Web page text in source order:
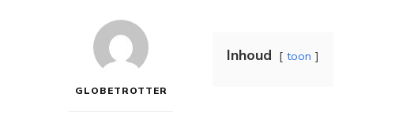
GLOBETROTTER
Inhoud toon